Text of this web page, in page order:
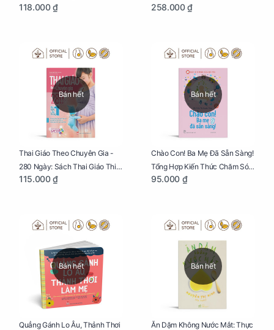
Tuổi Ăn Dặm
118.000 ₫
Lời Khuyên Mang Thai Bổ Ích
258.000 ₫
Bán hết
Thai Giáo Theo Chuyên Gia -
280 Ngày: Sách Thai Giáo Thiết
Thực Nhất Cho Mẹ Bầu
115.000 ₫
Bán hết
Chào Con! Ba Mẹ Đã Sẵn Sàng!
Tổng Hợp Kiến Thức Chăm Sóc
Trẻ Sơ Sinh
95.000 ₫
Bán hết
Quẳng Gánh Lo Âu, Thảnh Thơi
Bán hết
Ăn Dặm Không Nước Mắt: Thực